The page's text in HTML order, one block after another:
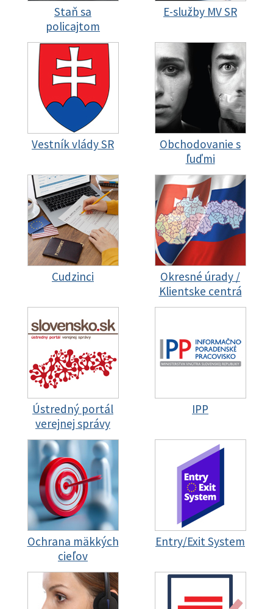
Staň sa
policajtom
E-služby MV SR
Vestník vlády SR
Obchodovanie s
ľuďmi
Cudzinci
Okresné úrady /
Klientske centrá
Ústredný portál
verejnej správy
IPP
Ochrana mäkkých
cieľov
Entry/Exit System